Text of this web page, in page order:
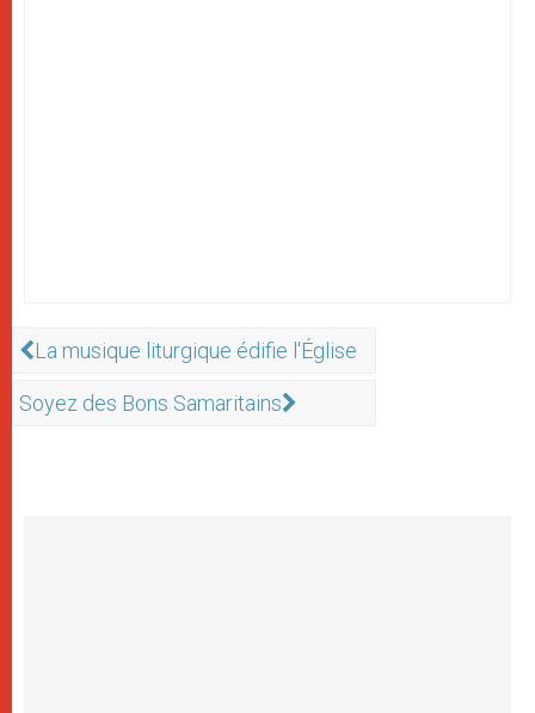
La musique liturgique édifie l'Église
Soyez des Bons Samaritains